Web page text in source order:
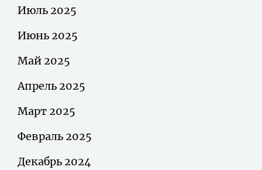
Июль 2025
Июнь 2025
Май 2025
Апрель 2025
Март 2025
Февраль 2025
Декабрь 2024